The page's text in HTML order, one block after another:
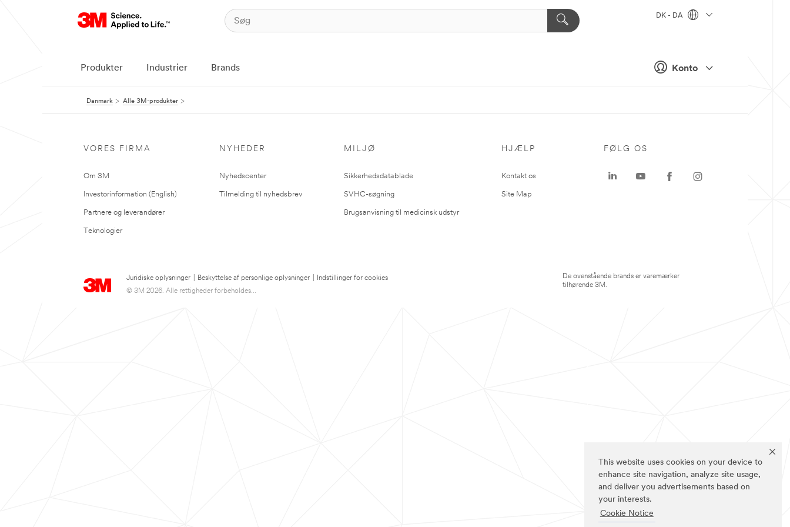
This website uses cookies on your device to
enhance site navigation, analyze site usage,
and deliver you advertisements based on
your interests.
Cookie Notice
Konto
DK - DA
Produkter Industrier Brands
Danmark Alle 3M-produkter
VORES FIRMA
Om 3M
Investorinformation (English)
Partnere og leverandører
Teknologier
NYHEDER
Nyhedscenter
Tilmelding til nyhedsbrev
MILJØ
Sikkerhedsdatablade
SVHC-søgning
Brugsanvisning til medicinsk udstyr
HJÆLP
Kontakt os
Site Map
Juridiske oplysninger Beskyttelse af personlige oplysninger
Indstillinger for cookies
© 3M 2026. Alle rettigheder forbeholdes...
FØLG OS
De ovenstående brands er varemærker
tilhørende 3M.